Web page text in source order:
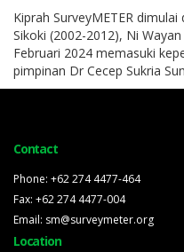
Kiprah SurveyMETER
Sikoki (2002-2012), Ni
Februari 2024 memasuki
pimpinan Dr Cecep Sukria
Contact
Phone: +62 274 4477-464
Fax: +62 274 4477-004
Email: sm@surveymeter.org
Location